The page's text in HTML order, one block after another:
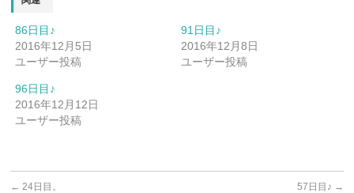
86日目♪
2016年12月5日
ユーザー投稿
91日目♪
2016年12月8日
ユーザー投稿
96日目♪
2016年12月12日
ユーザー投稿
← 24日目。 57日目♪ →